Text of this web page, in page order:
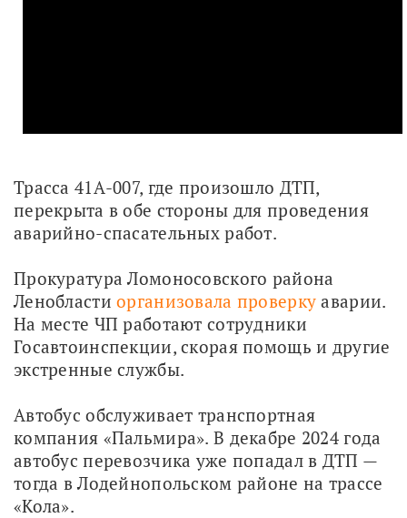
Трасса 41А-007, где произошло ДТП,
перекрыта в обе стороны для проведения
аварийно-спасательных работ.
Прокуратура Ломоносовского района
Ленобласти организовала проверку аварии.
На месте ЧП работают сотрудники
Госавтоинспекции, скорая помощь и другие
экстренные службы.
Автобус обслуживает транспортная
компания «Пальмира». В декабре 2024 года
автобус перевозчика уже попадал в ДТП —
тогда в Лодейнопольском районе на трассе
«Кола».